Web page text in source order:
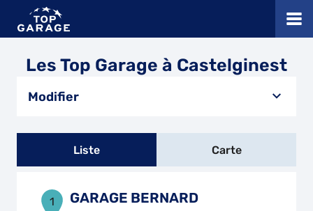
Les Top Garage à Castelginest
Modifier
Liste Carte
1 GARAGE BERNARD